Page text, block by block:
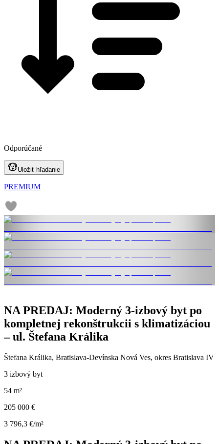
Odporúčané
Uložiť hľadanie
PREMIUM
NA PREDAJ: Moderný 3-izbový byt po
kompletnej rekonštrukcii s klimatizáciou
– ul. Štefana Králika
Štefana Králika, Bratislava-Devínska Nová Ves, okres Bratislava IV
3 izbový byt
54 m²
205 000 €
3 796,3 €/m²